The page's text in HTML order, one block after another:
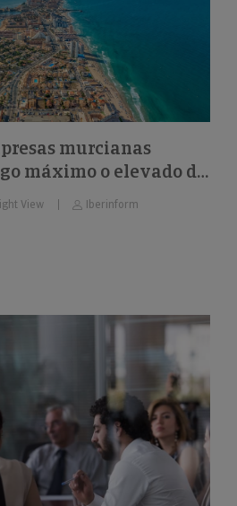
murcianas
máximo o elevado de
View Iberinform